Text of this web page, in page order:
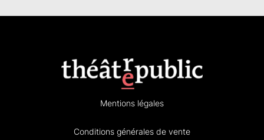
Mentions légales
Conditions générales de vente